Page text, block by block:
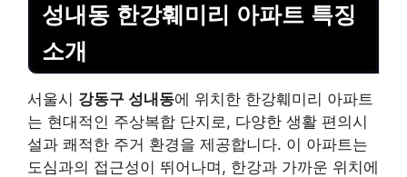
성내동 한강훼미리 아파트 특징
소개
서울시 강동구 성내동에 위치한 한강훼미리 아파트
는 현대적인 주상복합 단지로, 다양한 생활 편의시
설과 쾌적한 주거 환경을 제공합니다. 이 아파트는
도심과의 접근성이 뛰어나며, 한강과 가까운 위치에